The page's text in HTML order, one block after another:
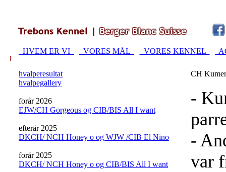
HVEM ER VI VORES MÅL VORES KENNEL
hvalperesultat
hvalpegallery
forår 2026
EJW/CH Gorgeous og CIB/BIS All I want
efterår 2025
DKCH/ NCH Honey o og WJW /CIB El Nino
forår 2025
DKCH/ NCH Honey o og CIB/BIS All I want
CH
-
-
var